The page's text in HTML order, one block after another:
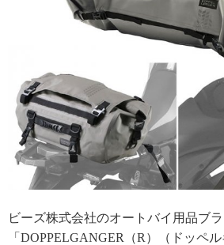
ビーズ株式会社のオートバイ用品ブ
「DOPPELGANGER（R）（ドッペ